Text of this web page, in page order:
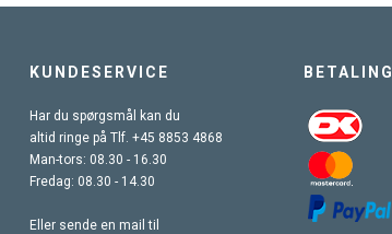
KUNDESERVICE
Har du spørgsmål kan du
altid ringe på Tlf. +45 8853 4868
Man-tors: 08.30 - 16.30
Fredag: 08.30 - 14.30
Eller sende en mail til
BETALING